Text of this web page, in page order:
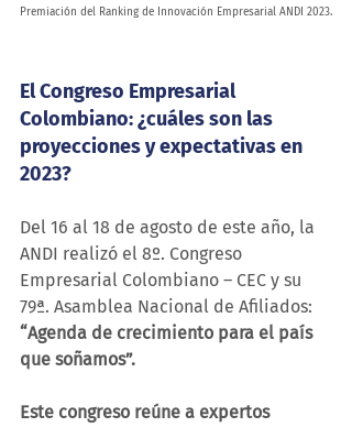
Premiación del Ranking de Innovación Empresarial ANDI 2023.
El Congreso Empresarial
Colombiano: ¿cuáles son las
proyecciones y expectativas en
2023?
Del 16 al 18 de agosto de este año, la
ANDI realizó el 8º. Congreso
Empresarial Colombiano – CEC y su
79ª. Asamblea Nacional de Afiliados:
“Agenda de crecimiento para el país
que soñamos”.
Este congreso reúne a expertos